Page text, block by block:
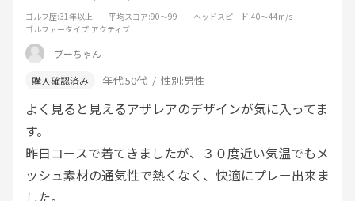
ゴルフ歴:31年以上 平均スコア:90～99 ヘッドスピード:40～44m/s
ゴルファータイプ:アクティブ
ブーちゃん
年代:50代 性別:男性
よく見ると見えるアザレアのデザインが気に入ってま
す。
昨日コースで着てきましたが、３０度近い気温でもメ
ッシュ素材の通気性で熱くなく、快適にプレー出来ま
した。